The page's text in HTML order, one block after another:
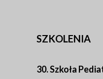
SZKOLENIA
30. Szkoła